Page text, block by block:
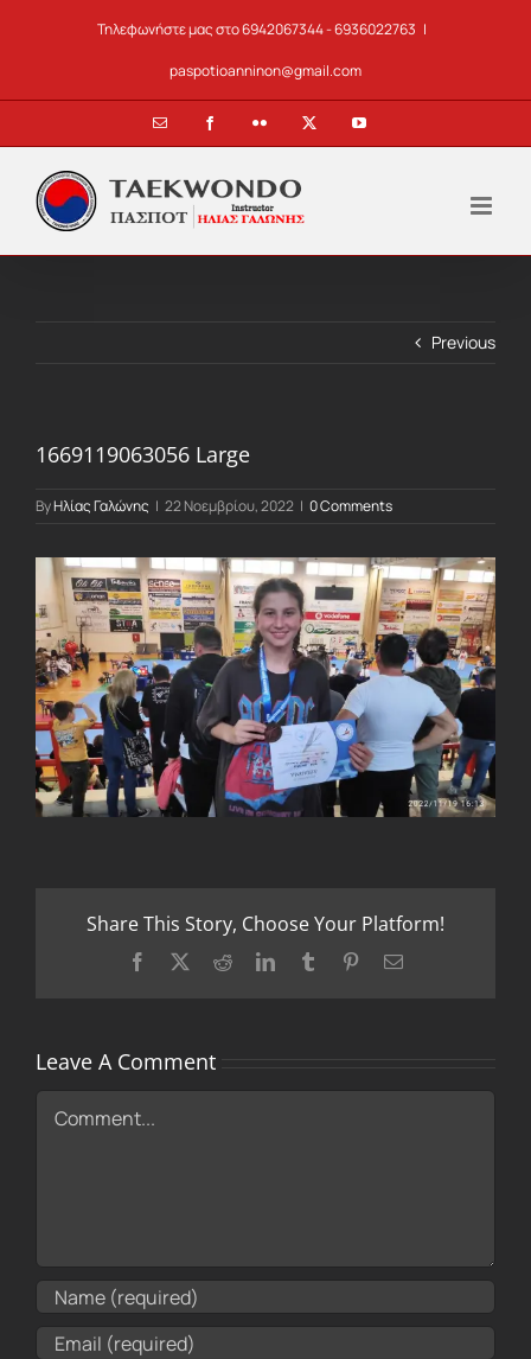
Τηλεφωνήστε μας στο 6942067344 - 6936022763 |
paspotioanninon@gmail.com
Email FacebookFlickr YouTube
Previous
1669119063056 Large
ByΗλίας Γαλώνης | 22 Νοεμβρίου, 2022 | 0 Comments
Share This Story, Choose Your Platform!
Facebook RedditLinkedInTumblr PinterestEmail
Leave A Comment